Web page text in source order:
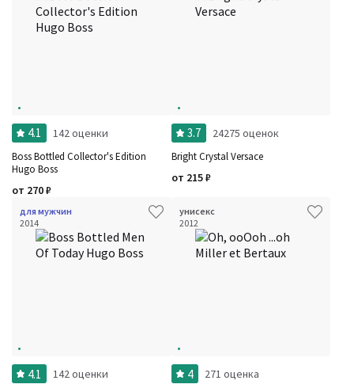
4.1 142 оценки
Boss Bottled Collector's Edition
Hugo Boss
от 270₽
3.7 24275 оценок
Bright Crystal Versace
от 215₽
для мужчин
2014
4.1 142 оценки
унисекс
2012
4 271 оценка